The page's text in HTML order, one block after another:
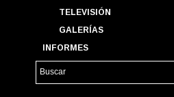
TELEVISIÓN
GALERÍAS
INFORMES